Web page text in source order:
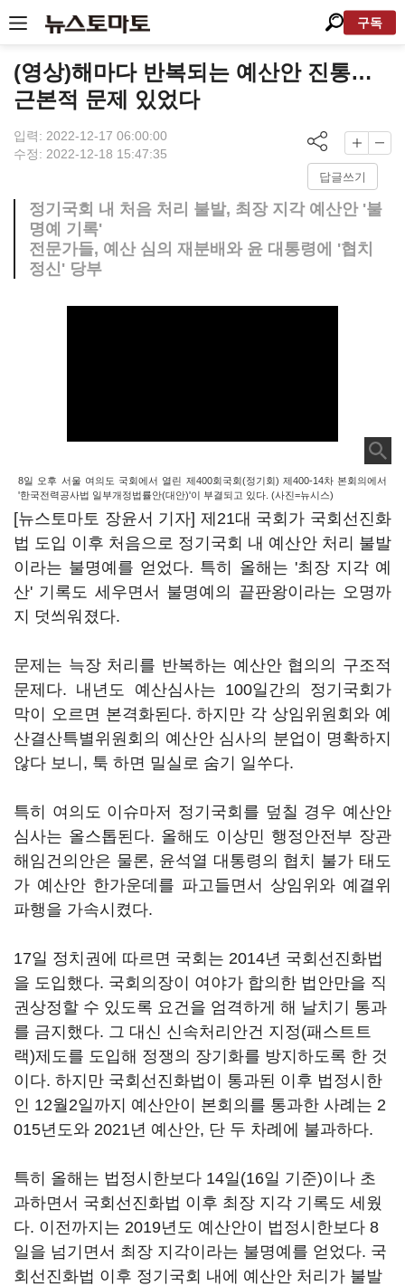
구독
(영상)해마다 반복되는 예산안 진통…
근본적 문제 있었다
입력: 2022-12-17 06:00:00
수정: 2022-12-18 15:47:35
답글쓰기
정기국회 내 처음 처리 불발, 최장 지각 예산안 '불
명예 기록'
전문가들, 예산 심의 재분배와 윤 대통령에 '협치
정신' 당부
8일 오후 서울 여의도 국회에서 열린 제400회국회(정기회) 제400-14차 본회의에서
'한국전력공사법 일부개정법률안(대안)'이 부결되고 있다. (사진=뉴시스)
[뉴스토마토 장윤서 기자] 제21대 국회가 국회선진화
법 도입 이후 처음으로 정기국회 내 예산안 처리 불발
이라는 불명예를 얻었다. 특히 올해는 '최장 지각 예
산' 기록도 세우면서 불명예의 끝판왕이라는 오명까
지 덧씌워졌다.
문제는 늑장 처리를 반복하는 예산안 협의의 구조적
문제다. 내년도 예산심사는 100일간의 정기국회가
막이 오르면 본격화된다. 하지만 각 상임위원회와 예
산결산특별위원회의 예산안 심사의 분업이 명확하지
않다 보니, 툭 하면 밀실로 숨기 일쑤다.
특히 여의도 이슈마저 정기국회를 덮칠 경우 예산안
심사는 올스톱된다. 올해도 이상민 행정안전부 장관
해임건의안은 물론, 윤석열 대통령의 협치 불가 태도
가 예산안 한가운데를 파고들면서 상임위와 예결위
파행을 가속시켰다.
17일 정치권에 따르면 국회는 2014년 국회선진화법
을 도입했다. 국회의장이 여야가 합의한 법안만을 직
권상정할 수 있도록 요건을 엄격하게 해 날치기 통과
를 금지했다. 그 대신 신속처리안건 지정(패스트트
랙)제도를 도입해 정쟁의 장기화를 방지하도록 한 것
이다. 하지만 국회선진화법이 통과된 이후 법정시한
인 12월2일까지 예산안이 본회의를 통과한 사례는 2
015년도와 2021년 예산안, 단 두 차례에 불과하다.
특히 올해는 법정시한보다 14일(16일 기준)이나 초
과하면서 국회선진화법 이후 최장 지각 기록도 세웠
다. 이전까지는 2019년도 예산안이 법정시한보다 8
일을 넘기면서 최장 지각이라는 불명예를 얻었다. 국
회선진화법 이후 정기국회 내에 예산안 처리가 불발